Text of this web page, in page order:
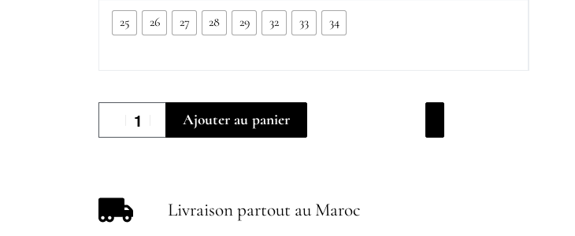
25 26 27 28 29 32 33 34
Ajouter au panier
Livraison partout au Maroc